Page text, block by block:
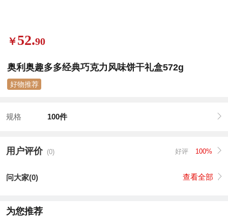
￥52.90
奥利奥趣多多经典巧克力风味饼干礼盒572g
好物推荐
规格 100件
用户评价 (0) 好评 100%
问大家(0) 查看全部
为您推荐